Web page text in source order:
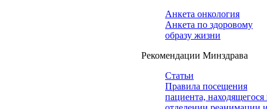
Анкета онкология
Анкета по здоровому
образу жизни
Рекомендации Минздрава
Статьи
Правила посещения
пациента, находящегося